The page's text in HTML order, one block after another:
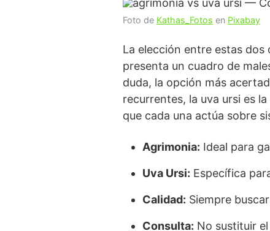
Foto de Kathas_Fotos en Pixabay
La elección entre estas dos
presenta un cuadro de
duda, la opción más
recurrentes, la uva ursi es
que cada una actúa sobre
Agrimonia: Ideal para
Uva Ursi: Específica
Calidad: Siempre
Consulta: No sustituir